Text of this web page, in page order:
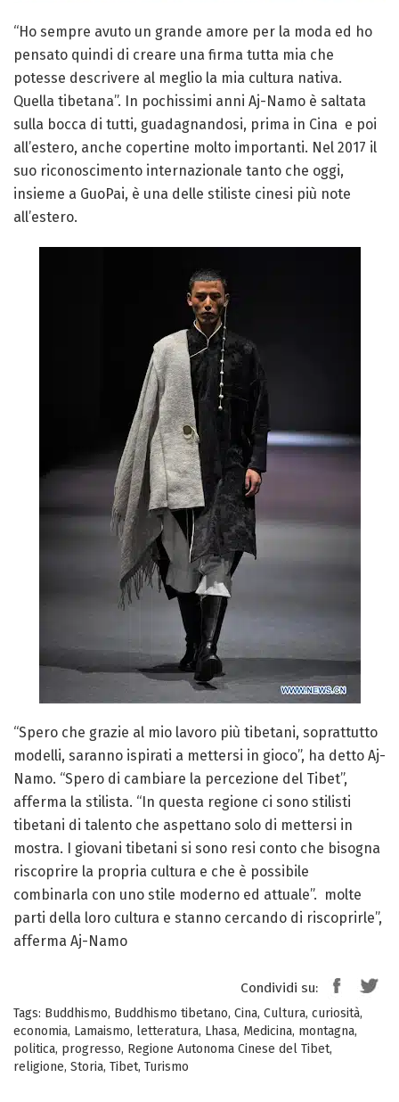
“Ho sempre avuto un grande amore per la moda ed ho
pensato quindi di creare una firma tutta mia che
potesse descrivere al meglio la mia cultura nativa.
Quella tibetana”. In pochissimi anni Aj-Namo è saltata
sulla bocca di tutti, guadagnandosi, prima in Cina e poi
all’estero, anche copertine molto importanti. Nel 2017 il
suo riconoscimento internazionale tanto che oggi,
insieme a GuoPai, è una delle stiliste cinesi più note
all’estero.
“Spero che grazie al mio lavoro più tibetani, soprattutto
modelli, saranno ispirati a mettersi in gioco”, ha detto Aj-
Namo. “Spero di cambiare la percezione del Tibet”,
afferma la stilista. “In questa regione ci sono stilisti
tibetani di talento che aspettano solo di mettersi in
mostra. I giovani tibetani si sono resi conto che bisogna
riscoprire la propria cultura e che è possibile
combinarla con uno stile moderno ed attuale”. molte
parti della loro cultura e stanno cercando di riscoprirle”,
afferma Aj-Namo
Condividi su:
Tags: Buddhismo, Buddhismo tibetano, Cina, Cultura, curiosità,
economia, Lamaismo, letteratura, Lhasa, Medicina, montagna,
politica, progresso, Regione Autonoma Cinese del Tibet,
religione, Storia, Tibet, Turismo